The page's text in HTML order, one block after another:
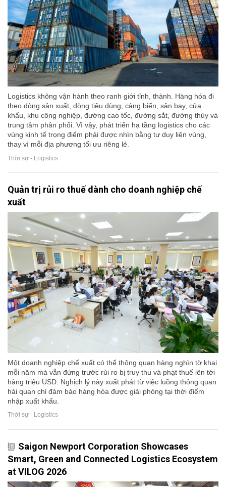
Logistics không vận hành theo ranh giới tỉnh, thành. Hàng hóa đi
theo dòng sản xuất, dòng tiêu dùng, cảng biển, sân bay, cửa
khẩu, khu công nghiệp, đường cao tốc, đường sắt, đường thủy và
trung tâm phân phối. Vì vậy, phát triển hạ tầng logistics cho các
vùng kinh tế trọng điểm phải được nhìn bằng tư duy liên vùng,
thay vì mỗi địa phương tối ưu riêng lẻ.
Thời sự - Logistics
Quản trị rủi ro thuế dành cho doanh nghiệp chế
xuất
Một doanh nghiệp chế xuất có thể thông quan hàng nghìn tờ khai
mỗi năm mà vẫn đứng trước rủi ro bị truy thu và phạt thuế lên tới
hàng triệu USD. Nghịch lý này xuất phát từ việc luồng thông quan
hải quan chỉ đảm bảo hàng hóa được giải phóng tại thời điểm
nhập xuất khẩu.
Thời sự - Logistics
Saigon Newport Corporation Showcases
Smart, Green and Connected Logistics Ecosystem
at VILOG 2026